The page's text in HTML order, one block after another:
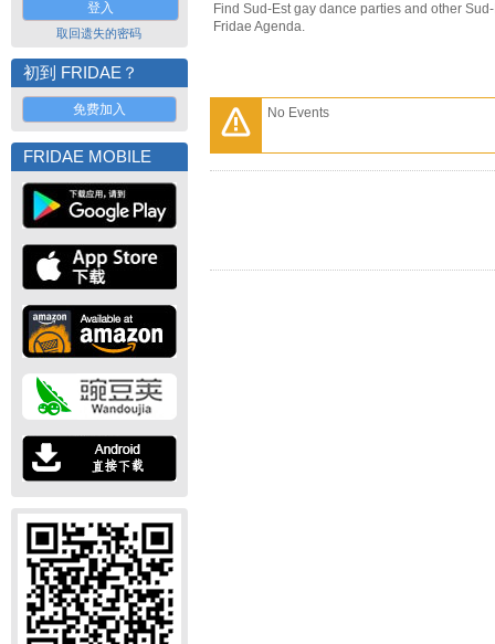
取回遗失的密码
初到 FRIDAE？
免费加入
FRIDAE MOBILE
Find Sud-Est gay dance parties and other
Fridae Agenda.
No Events